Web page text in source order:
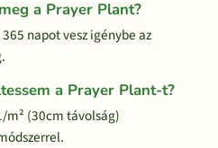
a Prayer Plant?
napot vesz igénybe az
a Prayer Plant-t?
m² (30cm távolság)